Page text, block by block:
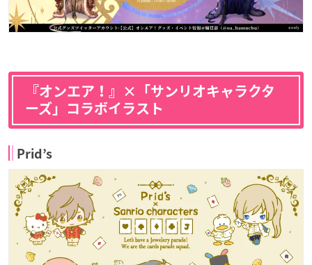
『オンエア！』×「サンリオキャラクタ
ーズ」コラボイラスト
Prid’s